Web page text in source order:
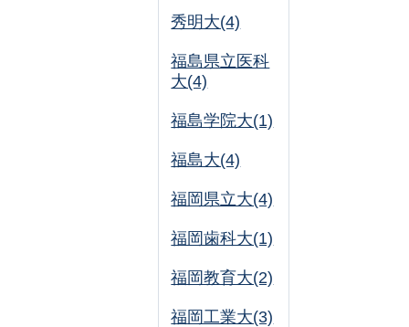
秀明大(4)
福島県立医科
大(4)
福島学院大(1)
福島大(4)
福岡県立大(4)
福岡歯科大(1)
福岡教育大(2)
福岡工業大(3)